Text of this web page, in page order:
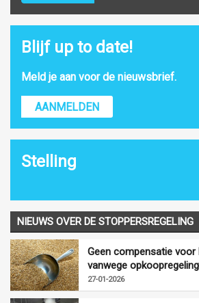
Blijf up to date!
Meld je aan voor de nieuwsbrief.
AANMELDEN
Stelling
NIEUWS OVER DE STOPPERSREGELING
Geen compensatie voor
vanwege
27-01-2026